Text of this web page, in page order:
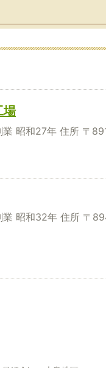
場
業 昭和27年 住所
業 昭和32年 住所